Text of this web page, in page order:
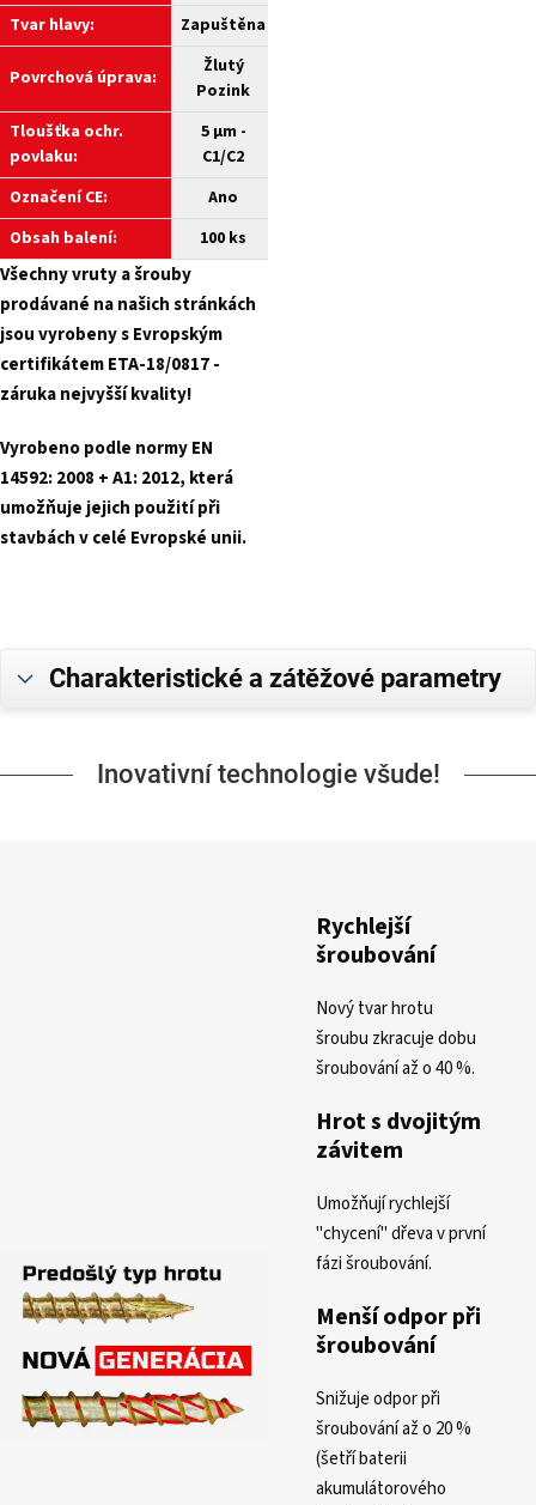
Tvar hlavy: Zapuštěna
Povrchová úprava:
Žlutý
Pozink
Tloušťka ochr.
povlaku:
5 µm -
C1/C2
Označení CE:
Ano
Obsah balení:
100 ks
Všechnyvruty ašrouby
prodávané na našich stránkách
jsou vyrobeny s Evropským
certifikátem ETA-18/0817 -
záruka nejvyšší kvality!
Vyrobeno podle normy EN
14592: 2008 + A1: 2012, která
umožňuje jejich použití při
stavbách v celé Evropské unii.
Charakteristické a zátěžové parametry
Inovativní technologie všude!
Rychlejší
šroubování
Nový tvar hrotu
šroubu zkracuje dobu
šroubování až o 40 %.
Hrot s dvojitým
závitem
Umožňují rychlejší
"chycení" dřeva v první
fázi šroubování.
Menší odpor při
šroubování
Snižuje odpor při
šroubování až o 20 %
(šetří baterii
akumulátorového